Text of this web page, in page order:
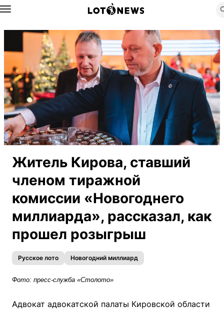
Назад
Житель Кирова, ставший
членом тиражной
комиссии «Новогоднего
миллиарда», рассказал, как
прошел розыгрыш
Русское лото Новогодний миллиард
Фото: пресс-служба «Столото»
Адвокат адвокатской палаты Кировской области